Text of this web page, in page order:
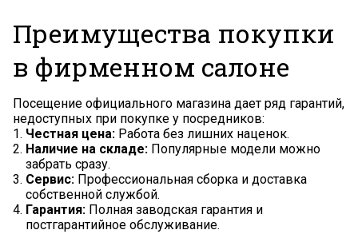
Преимущества покупки
в фирменном салоне
Посещение официального магазина дает ряд гарантий,
недоступных при покупке у посредников:
Честная цена: Работа без лишних наценок.
Наличие на складе: Популярные модели можно
забрать сразу.
Сервис: Профессиональная сборка и доставка
собственной службой.
Гарантия: Полная заводская гарантия и
постгарантийное обслуживание.